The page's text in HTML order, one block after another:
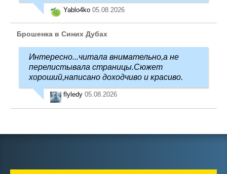
Yablo4ko 05.08.2026
Брошенка в Синих Дубах
Интересно...читала внимательно,а не
перелистывала страницы.Сюжет
хороший,написано доходчиво и красиво.
flyledy 05.08.2026